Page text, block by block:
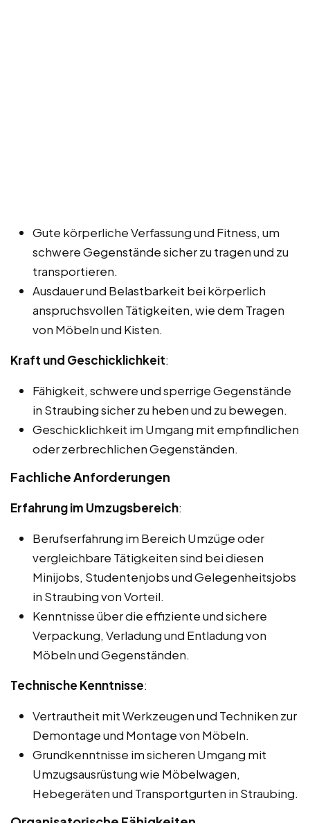
Gute körperliche Verfassung und Fitness, um
schwere Gegenstände sicher zu tragen und zu
transportieren.
Ausdauer und Belastbarkeit bei körperlich
anspruchsvollen Tätigkeiten, wie dem Tragen
von Möbeln und Kisten.
Kraft und Geschicklichkeit:
Fähigkeit, schwere und sperrige Gegenstände
in Straubing sicher zu heben und zu bewegen.
Geschicklichkeit im Umgang mit empfindlichen
oder zerbrechlichen Gegenständen.
Fachliche Anforderungen
Erfahrung im Umzugsbereich:
Berufserfahrung im Bereich Umzüge oder
vergleichbare Tätigkeiten sind bei diesen
Minijobs, Studentenjobs und Gelegenheitsjobs
in Straubing von Vorteil.
Kenntnisse über die effiziente und sichere
Verpackung, Verladung und Entladung von
Möbeln und Gegenständen.
Technische Kenntnisse:
Vertrautheit mit Werkzeugen und Techniken zur
Demontage und Montage von Möbeln.
Grundkenntnisse im sicheren Umgang mit
Umzugsausrüstung wie Möbelwagen,
Hebegeräten und Transportgurten in Straubing.